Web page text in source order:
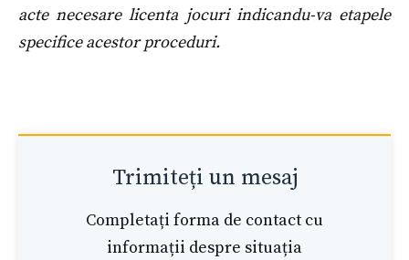
acte necesare licenta jocuri indicandu-va etapele
specifice acestor proceduri.
Trimiteți un mesaj
Completați forma de contact cu
informații despre situația